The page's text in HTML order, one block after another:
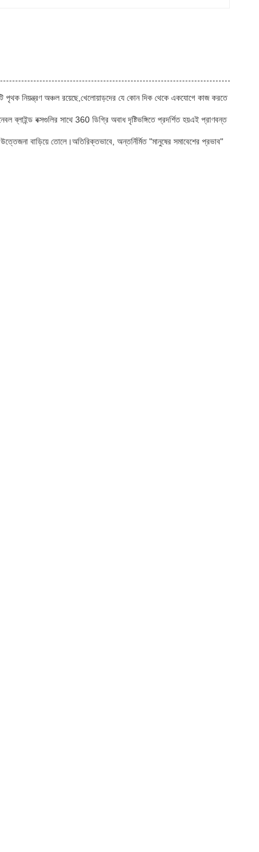
পৃথক নিয়ন্ত্রণ অঞ্চল রয়েছে,খেলোয়াড়দের যে কোন দিক থেকে একযোগে কাজ করতে
বক্সগুলির সাথে 360 ডিগ্রি অবাধ দৃষ্টিভঙ্গিতে প্রদর্শিত হয়এই প্রাণবন্ত
বাড়িয়ে তোলে।অতিরিক্তভাবে, অন্তর্নির্মিত "মানুষের সমাবেশের প্রভাব"